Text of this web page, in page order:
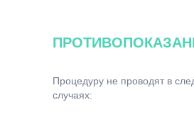
Процедуру не проводят в
случаях: